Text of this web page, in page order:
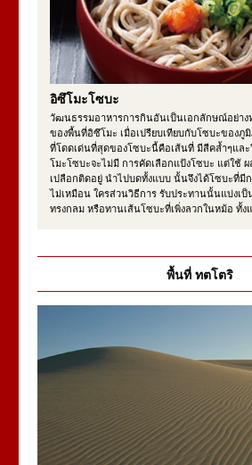
อิซึโมะโซบะ
วัฒนธรรมอาหารการกินอันเป็นเอกลักษณ์อย่าง
ของพื้นที่อิซึโมะ เมื่อเปรียบเทียบกับโซบะของ
ที่โดดเด่นที่สุดของโซบะนี้คือเส้นที่ มีสีคล้ำๆแล
โมะโซบะจะไม่มี การคัดเลือกแป้งโซบะ แต่ใช้
เปลือกติดอยู่ นำไปบดทั้งแบบ นั้นจึงได้โซบะที่มี
ไม่เหมือน ใครส่วนวิธีการ รับประทานนั้นแบ่งเ
ทรงกลม หรือทานเส้นโซบะที่เพิ่งลวกในหม้อ ทั้ง
พื้นที่ ทตโตริ